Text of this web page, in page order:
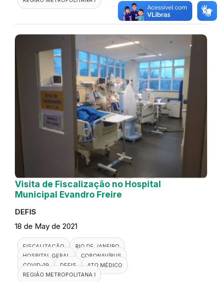
Visita de Fiscalização no Hospital
Municipal Evandro Freire
DEFIS
18 de May de 2021
FISCALIZAÇÃO
RIO DE JANEIRO
HOSPITAL GERAL
CORONAVÍRUS
COVID-19
DEFIS
ATO MÉDICO
REGIÃO METROPOLITANA I